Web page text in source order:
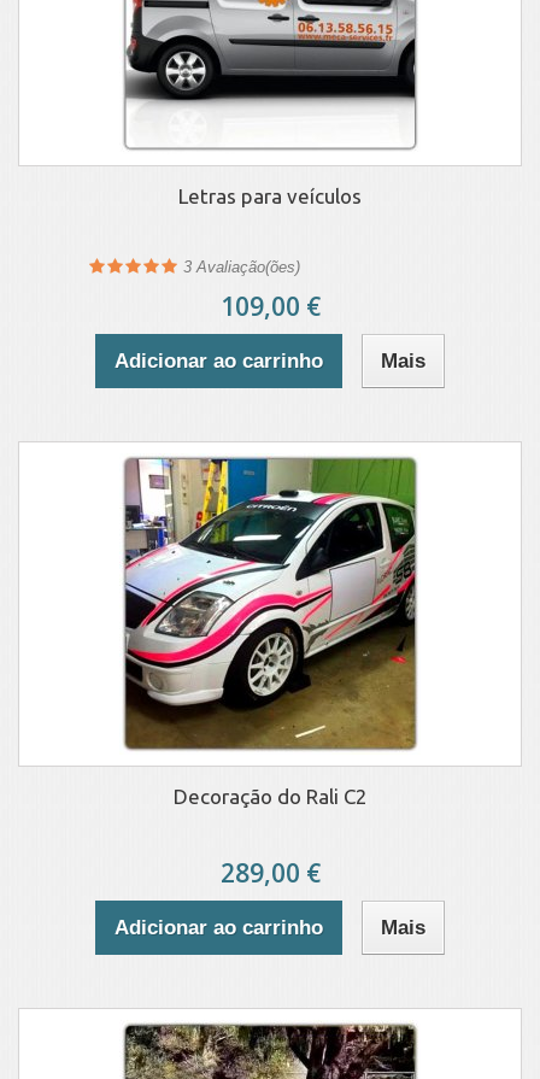
Letras para veículos
3 Avaliação(ões)
109,00 €
Adicionar ao carrinho Mais
Decoração do Rali C2
289,00 €
Adicionar ao carrinho Mais